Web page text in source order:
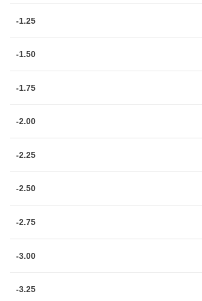
-1.25
-1.50
-1.75
-2.00
-2.25
-2.50
-2.75
-3.00
-3.25